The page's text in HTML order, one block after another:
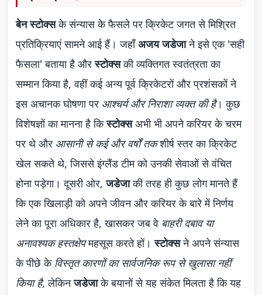
बेन स्टोक्सके संन्यास के फैसले पर क्रिकेट जगत से मिश्रित
प्रतिक्रियाएं सामने आई हैं। जहाँअजय जडेजाने इसे एक 'सही
फैसला' बताया है औरस्टोक्सकी व्यक्तिगत स्वतंत्रता का
सम्मान किया है, वहीं कई अन्य पूर्व क्रिकेटरों और प्रशंसकों ने
इस अचानक घोषणा पर आश्चर्य और निराशा व्यक्त की है। कुछ
विशेषज्ञों का मानना है किस्टोक्सअभी भी अपने करियर के चरम
पर थे और आसानी से कई और वर्षों तकशीर्ष स्तर का क्रिकेट
खेल सकते थे, जिससे इंग्लैंड टीम को उनकी सेवाओं से वंचित
होना पड़ेगा। दूसरी ओर,जडेजाकी तरह ही कुछ लोग मानते हैं
कि एक खिलाड़ी को अपने जीवन और करियर के बारे में निर्णय
लेने का पूरा अधिकार है, खासकर जब वे बाहरी दबाव या
अनावश्यक हस्तक्षेपमहसूस करते हों।स्टोक्सने अपने संन्यास
के पीछे के विस्तृत कारणों का सार्वजनिक रूप से खुलासा नहीं
किया है, लेकिनजडेजाके बयानों से यह संकेत मिलता है कि यह